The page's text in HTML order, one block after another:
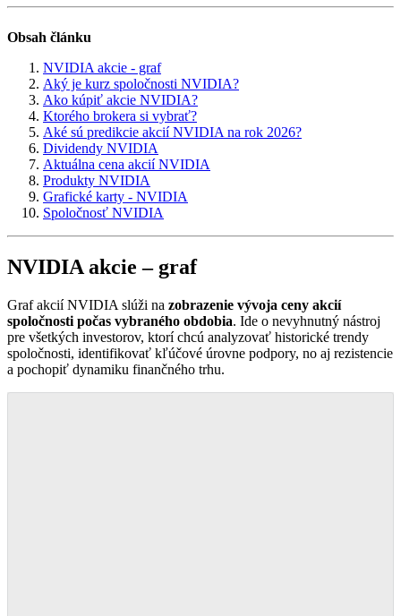
Obsah článku
NVIDIA akcie - graf
Aký je kurz spoločnosti NVIDIA?
Ako kúpiť akcie NVIDIA?
Ktorého brokera si vybrať?
Aké sú predikcie akcií NVIDIA na rok 2026?
Dividendy NVIDIA
Aktuálna cena akcií NVIDIA
Produkty NVIDIA
Grafické karty - NVIDIA
Spoločnosť NVIDIA
NVIDIA akcie – graf
Graf akcií NVIDIA slúži na zobrazenie vývoja ceny akcií
spoločnosti počas vybraného obdobia. Ide o nevyhnutný nástroj
pre všetkých investorov, ktorí chcú analyzovať historické trendy
spoločnosti, identifikovať kľúčové úrovne podpory, no aj rezistencie
a pochopiť dynamiku finančného trhu.